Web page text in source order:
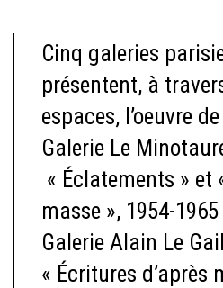
Cinq galeries
présentent, à
espaces, l’oeuvre
Galerie Le
« Éclatements » et
masse », 1954-1965
Galerie Alain Le
« Écritures d’après